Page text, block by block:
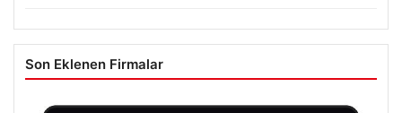
Son Eklenen Firmalar